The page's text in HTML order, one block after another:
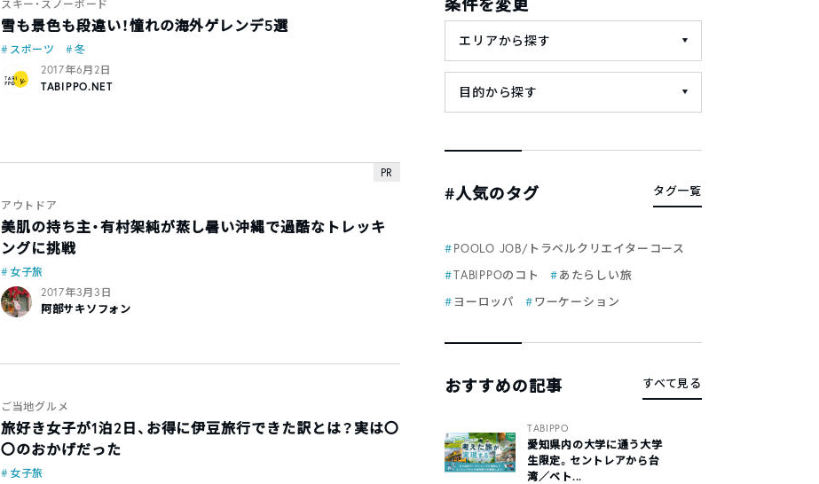
スキー・スノーボード
雪も景色も段違い！憧れの海外ゲレンデ5選
スポーツ
冬
2017年6月2日
TABIPPO.NET
PR
アウトドア
美肌の持ち主・有村架純が蒸し暑い沖縄で過酷なトレッキ
ングに挑戦
女子旅
2017年3月3日
阿部サキソフォン
ご当地グルメ
旅好き女子が1泊2日、お得に伊豆旅行できた訳とは？実は〇
〇のおかげだった
女子旅
条件を変更
エリアから探す
目的から探す
#人気のタグ タグ一覧
POOLO JOB/トラベルクリエイターコース
TABIPPOのコト
あたらしい旅
ヨーロッパ
ワーケーション
おすすめの記事 すべて見る
TABIPPO
愛知県内の大学に通う大学
生限定。セントレアから台
湾／ベト...